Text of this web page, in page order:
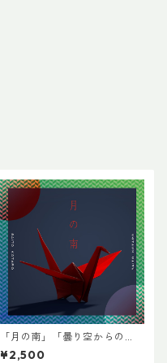
「月の南」「曇り空からの
緑」セット
¥2,500